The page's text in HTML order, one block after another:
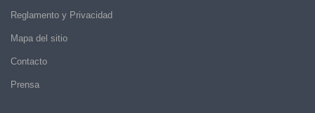
Reglamento y Privacidad
Mapa del sitio
Contacto
Prensa